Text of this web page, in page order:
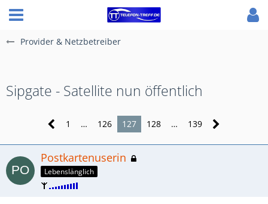
Provider & Netzbetreiber
Sipgate - Satellite nun öffentlich
1 … 126 127 128 … 139
Postkartenuserin
Lebenslänglich